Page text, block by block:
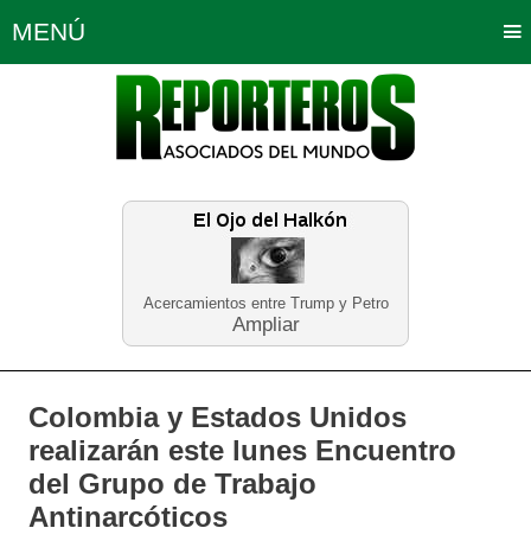
Acercamientos entre Trump y Petro
Ampliar
MENÚ
Política Opinión Bogotá
Planeta Tierra Deportes
Educación Neira
Colombia y Estados Unidos
realizarán este lunes Encuentro
del Grupo de Trabajo
Antinarcóticos